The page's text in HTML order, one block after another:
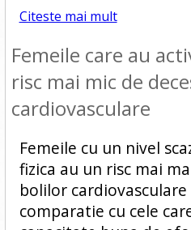
Citeste mai mult
Femeile care au
risc mai mic de
cardiovasculare
Femeile cu un nivel
fizica au un risc mai
bolilor
comparatie cu cele